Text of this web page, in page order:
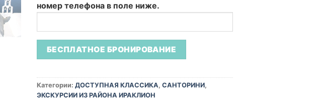
номер телефона в поле ниже.
Категории: ДОСТУПНАЯ КЛАССИКА, САНТОРИНИ,
ЭКСКУРСИИ ИЗ РАЙОНА ИРАКЛИОН